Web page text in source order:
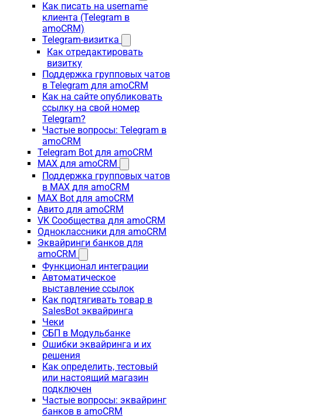
Как писать на username
клиента (Telegram в
amoCRM)
Telegram-визитка
Как отредактировать
визитку
Поддержка групповых чатов
в Telegram для amoCRM
Как на сайте опубликовать
ссылку на свой номер
Telegram?
Частые вопросы: Telegram в
amoCRM
Telegram Bot для amoCRM
MAX для amoCRM
Поддержка групповых чатов
в MAX для amoCRM
MAX Bot для amoCRM
Авито для amoCRM
VK Сообщества для amoCRM
Одноклассники для amoCRM
Эквайринги банков для
amoCRM
Функционал интеграции
Автоматическое
выставление ссылок
Как подтягивать товар в
SalesBot эквайринга
Чеки
СБП в Модульбанке
Ошибки эквайринга и их
решения
Как определить, тестовый
или настоящий магазин
подключен
Частые вопросы: эквайринг
банков в amoCRM